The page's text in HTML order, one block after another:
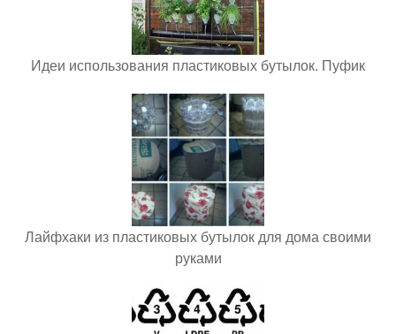
Идеи использования пластиковых бутылок. Пуфик
Лайфхаки из пластиковых бутылок для дома своими
руками